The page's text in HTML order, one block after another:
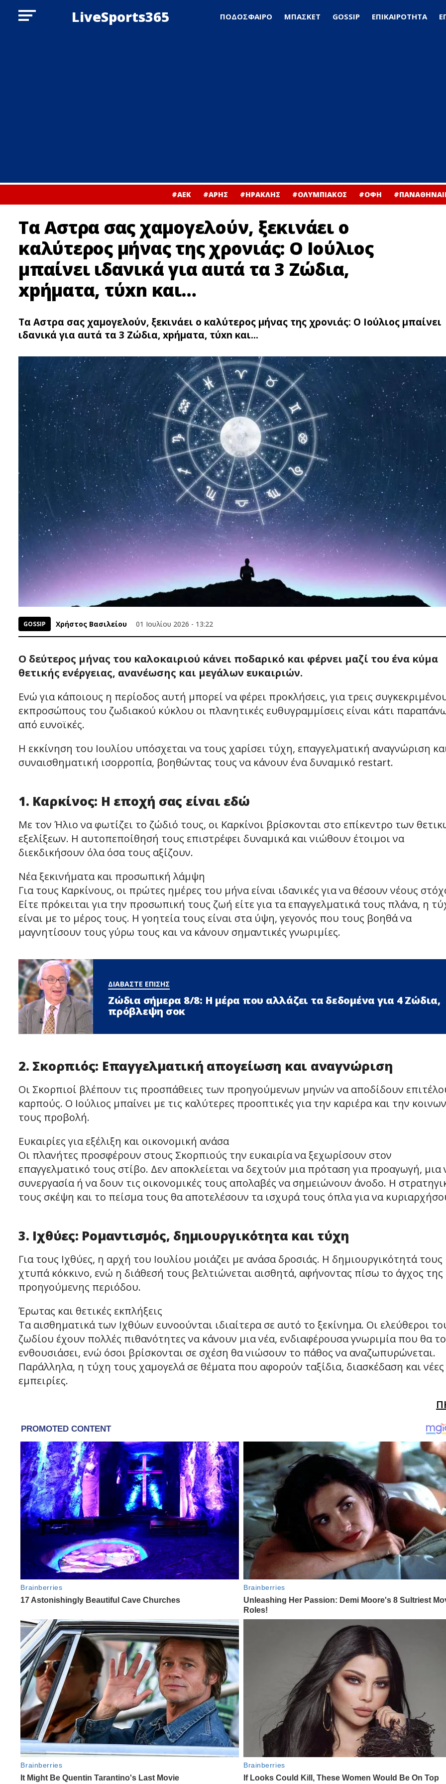
LiveSports365 ΠΟΔΟΣΦΑΙΡΟ ΜΠΑΣΚΕΤ GOSSIP ΕΠΙΚΑΙΡΟΤΗΤΑ
#ΑΕΚ #ΑΡΗΣ #ΗΡΑΚΛΗΣ #ΟΛΥΜΠΙΑΚΟΣ #ΟΦΗ
Τα Aστρα σας χαμογελούν, ξεκινάει ο
καλύτερος μήνας της χρονιάς: Ο Ιούλιος
μπαίνει ιδανικά για αuτά τα 3 Ζώδια,
xpήματα, τύxn και…
Τα Aστρα σας χαμογελούν, ξεκινάει ο καλύτερος μήνας της χρονιάς: Ο Ιούλιος μπαίνει
ιδανικά για αuτά τα 3 Ζώδια, xpήματα, τύxn και...
GOSSIP Χρήστος Βασιλείου 01 Ιουλίου 2026 - 13:22
Ο δεύτερος μήνας του καλοκαιριού κάνει ποδαρικό και φέρνει μαζί του ένα κύμα
θετικής ενέργειας, ανανέωσης και μεγάλων ευκαιριών.
Ενώ για κάποιους η περίοδος αυτή μπορεί να φέρει προκλήσεις, για τρεις
εκπροσώπους του ζωδιακού κύκλου οι πλανητικές ευθυγραμμίσεις είναι κάτι
από ευνοϊκές.
Η εκκίνηση του Ιουλίου υπόσχεται να τους χαρίσει τύχη, επαγγελματική αναγνώριση
συναισθηματική ισορροπία, βοηθώντας τους να κάνουν ένα δυναμικό restart.
1. Καρκίνος: Η εποχή σας είναι εδώ
Με τον Ήλιο να φωτίζει το ζώδιό τους, οι Καρκίνοι βρίσκονται στο επίκεντρο των
εξελίξεων. Η αυτοπεποίθησή τους επιστρέφει δυναμικά και νιώθουν έτοιμοι να
διεκδικήσουν όλα όσα τους αξίζουν.
Νέα ξεκινήματα και προσωπική λάμψη
Για τους Καρκίνους, οι πρώτες ημέρες του μήνα είναι ιδανικές για να θέσουν νέους
Είτε πρόκειται για την προσωπική τους ζωή είτε για τα επαγγελματικά τους πλάνα, η
είναι με το μέρος τους. Η γοητεία τους είναι στα ύψη, γεγονός που τους βοηθά να
μαγνητίσουν τους γύρω τους και να κάνουν σημαντικές γνωριμίες.
ΔΙΑΒΑΣΤΕ ΕΠΙΣΗΣ
Ζώδια σήμερα 8/8: Η μέρα που αλλάζει τα δεδομένα για 4 Zώδια,
πρόβλεψη σoκ
2. Σκορπιός: Επαγγελματική απογείωση και αναγνώριση
Οι Σκορπιοί βλέπουν τις προσπάθειες των προηγούμενων μηνών να αποδίδουν
καρπούς. Ο Ιούλιος μπαίνει με τις καλύτερες προοπτικές για την καριέρα και την
τους προβολή.
Ευκαιρίες για εξέλιξη και οικονομική ανάσα
Οι πλανήτες προσφέρουν στους Σκορπιούς την ευκαιρία να ξεχωρίσουν στον
επαγγελματικό τους στίβο. Δεν αποκλείεται να δεχτούν μια πρόταση για προαγωγή, μια
συνεργασία ή να δουν τις οικονομικές τους απολαβές να σημειώνουν άνοδο. Η
τους σκέψη και το πείσμα τους θα αποτελέσουν τα ισχυρά τους όπλα για να
3. Ιχθύες: Ρομαντισμός, δημιουργικότητα και τύχη
Για τους Ιχθύες, η αρχή του Ιουλίου μοιάζει με ανάσα δροσιάς. Η δημιουργικότητά τους
χτυπά κόκκινο, ενώ η διάθεσή τους βελτιώνεται αισθητά, αφήνοντας πίσω το άγχος της
προηγούμενης περιόδου.
Έρωτας και θετικές εκπλήξεις
Τα αισθηματικά των Ιχθύων ευνοούνται ιδιαίτερα σε αυτό το ξεκίνημα. Οι ελεύθεροι
ζωδίου έχουν πολλές πιθανότητες να κάνουν μια νέα, ενδιαφέρουσα γνωριμία που θα
ενθουσιάσει, ενώ όσοι βρίσκονται σε σχέση θα νιώσουν το πάθος να αναζωπυρώνεται.
Παράλληλα, η τύχη τους χαμογελά σε θέματα που αφορούν ταξίδια, διασκέδαση και νέες
εμπειρίες.